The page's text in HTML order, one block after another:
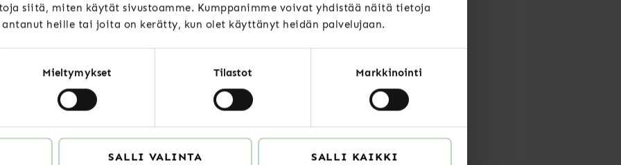
siitä, miten käytät sivustoamme. Kumppanimme voivat yhdistää näitä tietoja
heille tai joita on kerätty, kun olet käyttänyt heidän palvelujaan.
Mieltymykset Tilastot Markkinointi
SALLI VALINTA SALLI KAIKKI
Museo- ja kulttuuriperintöalan ammattiliitto MAL ry sekä Taide- ja
TAKU ry.